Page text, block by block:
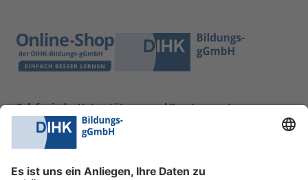
Telefonische Unterstützung und Beratung unter:
0228 6205 205
Fr.:
09:00-14:00 Uhr